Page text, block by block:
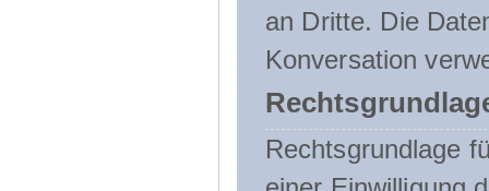
an Dritte. Die
Konversation
Rechtsgrundlage